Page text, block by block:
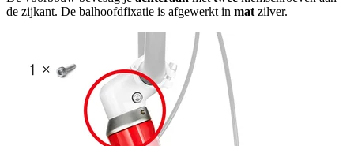
de zijkant. De balhoofdfixatie is afgewerkt in matzilver.